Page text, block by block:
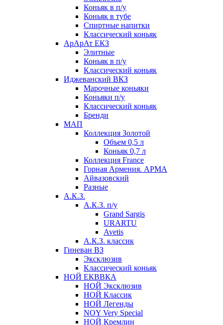
Коньяк в п/у
Коньяк в тубе
Спиртные напитки
Классический коньяк
АрАрАт ЕКЗ
Элитные
Коньяк в п/у
Классический коньяк
Иджеванский ВКЗ
Марочные коньяки
Коньяки п/у
Классический коньяк
Бренди
МАП
Коллекция Золотой
Объем 0,5 л
Коньяк 0,7 л
Коллекция France
Горная Армения. АРМА
Айвазовский
Разные
А.К.З.
А.К.З. п/у
Grand Sargis
URARTU
Avetis
А.К.З. классик
Гиневан ВЗ
Эксклюзив
Классический коньяк
НОЙ ЕКВВКА
НОЙ Эксклюзив
НОЙ Классик
НОЙ Легенды
NOY Very Speсial
НОЙ Кремлин